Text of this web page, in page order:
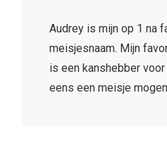
Audrey is mijn op 1 na
meisjesnaam. Mijn
is een kanshebber
eens een meisje